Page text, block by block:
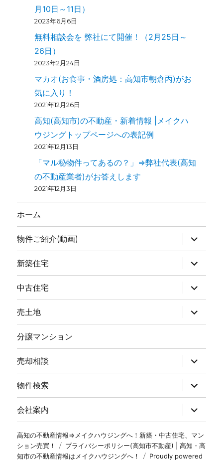
月10日～11日）
2023年6月6日
無料相談会を 弊社にて開催！（2月25日～
26日）
2023年2月24日
マカオ(お食事・酒房処：高知市朝倉丙)がお
気に入り！
2021年12月26日
高知(高知市)の不動産・新着情報 |メイクハ
ウジングトップページへの表記例
2021年12月13日
「マル秘物件ってあるの？」⇒弊社代表(高知
の不動産業者)がお答えします
2021年12月3日
ホーム
物件ご紹介(動画)
新築住宅
中古住宅
売土地
分譲マンション
売却相談
物件検索
会社案内
高知の不動産情報⇒メイクハウジングへ！新築・中古住宅、マン
ション売買！
プライバシーポリシー(高知市不動産) | 高知・高
知市の不動産情報はメイクハウジングへ！
Proudly powered